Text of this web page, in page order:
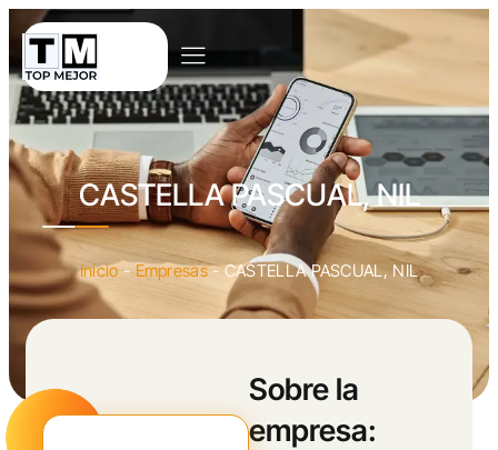
CASTELLA PASCUAL, NIL
Inicio -Empresas-CASTELLA PASCUAL, NIL
Sobre la
empresa: